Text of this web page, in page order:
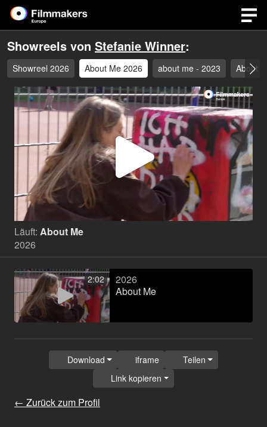
Showreels von Stefanie Winner:
Showreel 2026 About Me 2026 about me - 2023 About
Video
Läuft: About Me
2026
2:02
2026
About Me
← Zurück zum Profil
Download iframe
Teilen
Link kopieren